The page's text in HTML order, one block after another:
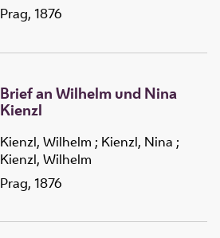
Prag, 1876
Brief an Wilhelm und Nina
Kienzl
Kienzl, Wilhelm ; Kienzl, Nina ;
Kienzl, Wilhelm
Prag, 1876